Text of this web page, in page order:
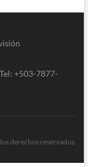
+503-7877-
derechos reservados